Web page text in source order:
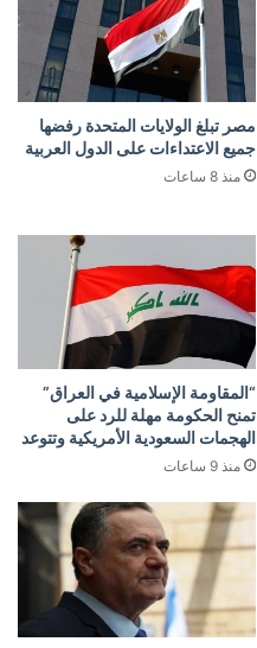
مصر تبلغ الولايات المتحدة رفضها
جميع الاعتداءات على الدول العربية
منذ 8 ساعات
“المقاومة الإسلامية في العراق”
تمنح الحكومة مهلة للرد على
الهجمات السعودية الأمريكية وتتوعد
منذ 9 ساعات